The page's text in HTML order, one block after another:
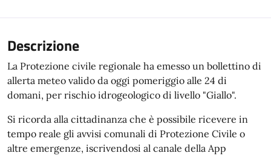
Descrizione
La Protezione civile regionale ha emesso un bollettino di
allerta meteo valido da oggi pomeriggio alle 24 di
domani, per rischio idrogeologico di livello "Giallo".
Si ricorda alla cittadinanza che è possibile ricevere in
tempo reale gli avvisi comunali di Protezione Civile o
altre emergenze, iscrivendosi al canale della App